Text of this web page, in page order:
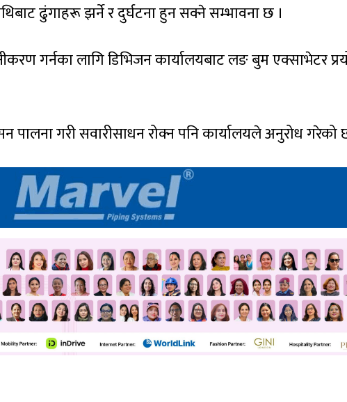
ढुंगाहरू झर्ने र दुर्घटना हुन सक्ने सम्भावना छ ।
गर्नका लागि डिभिजन कार्यालयबाट लङ बुम एक्साभेटर
गरी सवारीसाधन रोक्न पनि कार्यालयले अनुरोध गरेको